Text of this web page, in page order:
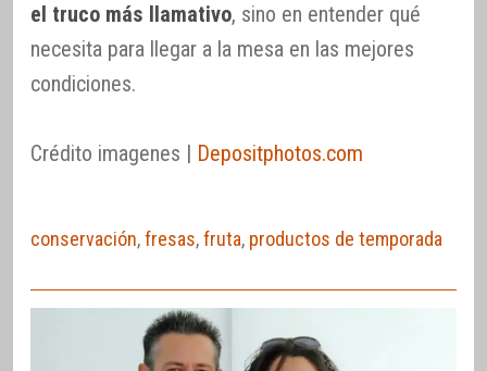
el truco más llamativo, sino en entender qué
necesita para llegar a la mesa en las mejores
condiciones.
Crédito imagenes | Depositphotos.com
conservación,fresas,fruta, productos de temporada